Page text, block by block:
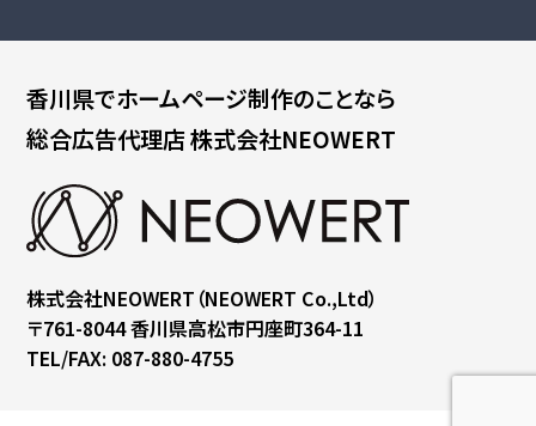
香川県でホームページ制作のことなら
総合広告代理店株式会社NEOWERT
株式会社NEOWERT （NEOWERT Co.,Ltd）
〒761-8044香川県高松市円座町364-11
TEL/FAX: 087-880-4755